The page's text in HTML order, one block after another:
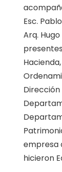
Esc.
Arq.
Dirección
empresa
hicieron